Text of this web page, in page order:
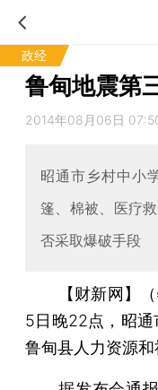
政经
鲁甸地震第
2014年08月06日
昭通市乡村中小
篷、棉被、医疗
否采取爆破手段
【财新网】
5日晚22点，昭通
鲁甸县人力资源和